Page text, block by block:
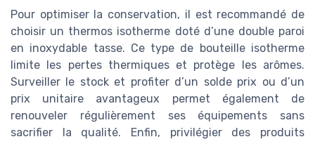
Pour optimiser la conservation, il est recommandé de
choisir un thermos isotherme doté d’une double paroi
en inoxydable tasse. Ce type de bouteille isotherme
limite les pertes thermiques et protège les arômes.
Surveiller le stock et profiter d’un solde prix ou d’un
prix unitaire avantageux permet également de
renouveler régulièrement ses équipements sans
sacrifier la qualité. Enfin, privilégier des produits